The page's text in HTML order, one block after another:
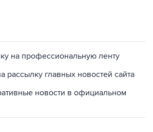
на профессиональную ленту
рассылку главных новостей сайта
новости в официальном